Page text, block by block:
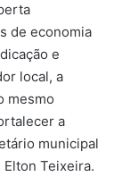
de economia
e
local, a
mesmo
a
municipal
Teixeira.